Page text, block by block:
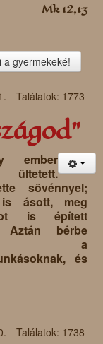
Mk 12,13
a gyermekeké!
Találatok: 1773
ember
ültetett.
sövénnyel;
ásott, meg
is épített
Aztán bérbe
a
és
Találatok: 1738